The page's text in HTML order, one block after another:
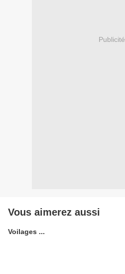
Publicité
Vous aimerez aussi
Voilages ...